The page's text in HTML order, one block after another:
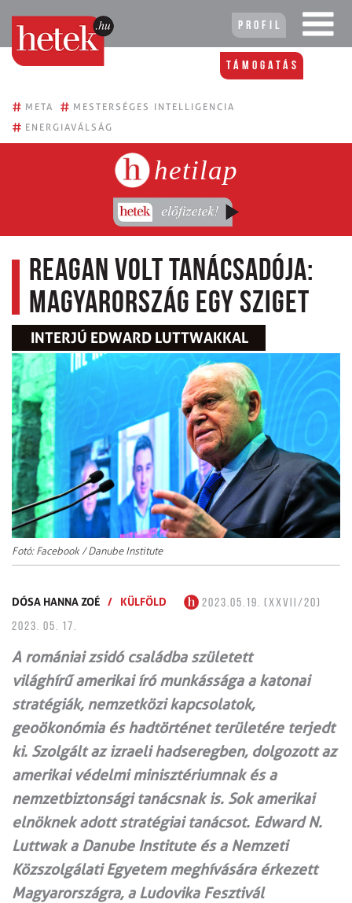
Profil
Támogatás
# META # MESTERSÉGES INTELLIGENCIA
# ENERGIAVÁLSÁG
hetilap
Reagan volt tanácsadója:
Magyarország egy sziget
INTERJÚ EDWARD LUTTWAKKAL
Fotó: Facebook / Danube Institute
DÓSA HANNA ZOÉ / KÜLFÖLD
2023.05.19. (XXVII/20)
2023. 05. 17.
A romániai zsidó családba született
világhírű amerikai író munkássága a katonai
stratégiák, nemzetközi kapcsolatok,
geoökonómia és hadtörténet területére terjedt
ki. Szolgált az izraeli hadseregben, dolgozott az
amerikai védelmi minisztériumnak és a
nemzetbiztonsági tanácsnak is. Sok amerikai
elnöknek adott stratégiai tanácsot. Edward N.
Luttwak a Danube Institute és a Nemzeti
Közszolgálati Egyetem meghívására érkezett
Magyarországra, a Ludovika Fesztivál